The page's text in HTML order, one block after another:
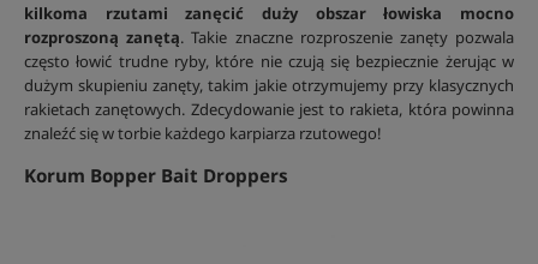
kilkoma rzutami zanęcić duży obszar łowiska mocno
rozproszoną zanętą. Takie znaczne rozproszenie zanęty pozwala
często łowić trudne ryby, które nie czują się bezpiecznie żerując w
dużym skupieniu zanęty, takim jakie otrzymujemy przy klasycznych
rakietach zanętowych. Zdecydowanie jest to rakieta, która powinna
znaleźć się w torbie każdego karpiarza rzutowego!
Korum Bopper Bait Droppers